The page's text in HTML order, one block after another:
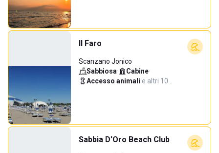
Il Faro
Scanzano Jonico
Sabbiosa· Cabine·
Accesso animali·e altri 10…
Sabbia D'Oro Beach Club